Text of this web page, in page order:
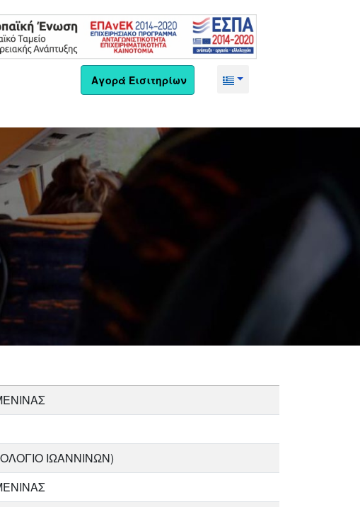
Αγορά Εισιτηρίων
ΙΩΑΝΝΙΝΩΝ)